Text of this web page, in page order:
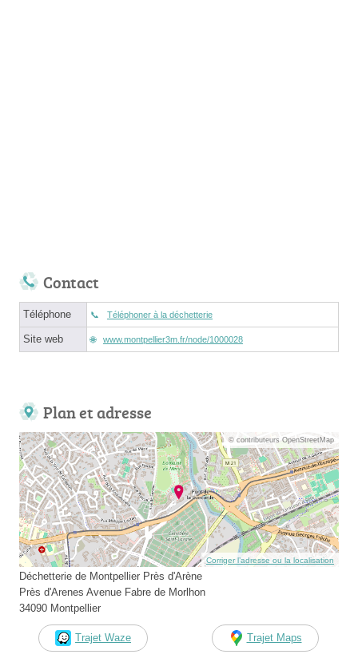
Contact
Téléphone Téléphoner à la déchetterie
Site web www.montpellier3m.fr/node/1000028
Plan et adresse
© contributeurs OpenStreetMap
Corriger l’adresse ou la localisation
Déchetterie de Montpellier Près d'Arène
Près d'Arenes Avenue Fabre de Morlhon
34090 Montpellier
Trajet Waze Trajet Maps